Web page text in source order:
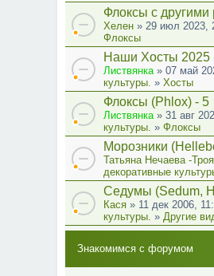
Флоксы с другими
Хелен » 29 июл 2023,
Флоксы
Наши Хосты 2025
Листвянка » 07 май
культуры. » Хосты
Флоксы (Phlox) - 5
Листвянка » 31 авг
культуры. » Флоксы
Морозники
Татьяна Нечаева -
декоративные
Седумы (Sedum,
Кася » 11 дек 2006,
культуры. » Другие
Знакомимся с форумом